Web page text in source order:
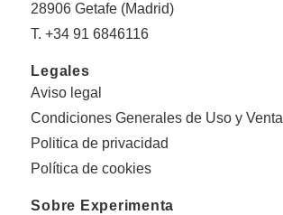
28906 Getafe (Madrid)
T. +34 91 6846116
Legales
Aviso legal
Condiciones Generales de Uso y Venta
Politica de privacidad
Política de cookies
Sobre Experimenta